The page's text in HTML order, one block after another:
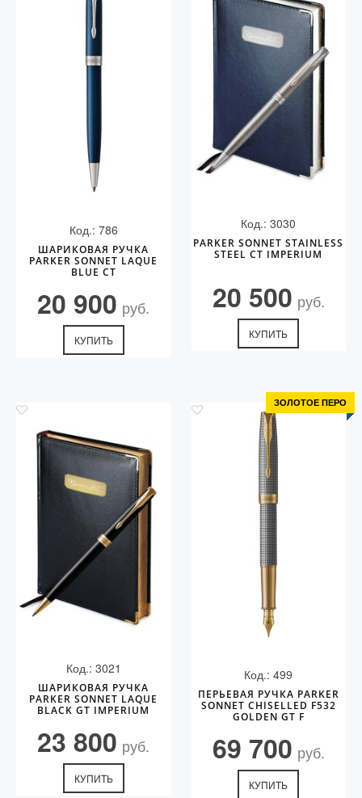
Код.: 786
ШАРИКОВАЯ РУЧКА
PARKER SONNET LAQUE
BLUE CT
20 900 руб.
КУПИТЬ
Код.: 3030
PARKER SONNET STAINLESS
STEEL CT IMPERIUM
20 500 руб.
КУПИТЬ
Код.: 3021
ШАРИКОВАЯ РУЧКА
PARKER SONNET LAQUE
BLACK GT IMPERIUM
23 800 руб.
КУПИТЬ
ЗОЛОТОЕ ПЕРО
Код.: 499
ПЕРЬЕВАЯ РУЧКА PARKER
SONNET CHISELLED F532
GOLDEN GT F
69 700 руб.
КУПИТЬ